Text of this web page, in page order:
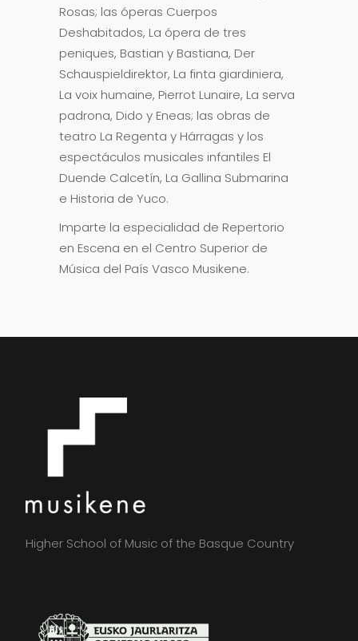
Rosas; las óperas Cuerpos
Deshabitados, La ópera de tres
peniques, Bastian y Bastiana, Der
Schauspieldirektor, La finta giardiniera,
La voix humaine, Pierrot Lunaire, La serva
padrona, Dido y Eneas; las obras de
teatro La Regenta y Hárragas y los
espectáculos musicales infantiles El
Duende Calcetín, La Gallina Submarina
e Historia de Yuco.
Imparte la especialidad de Repertorio
en Escena en el Centro Superior de
Música del País Vasco Musikene.
Higher School of Music of the Basque Country